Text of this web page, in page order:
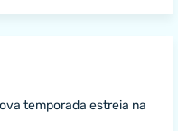
temporada estreia na